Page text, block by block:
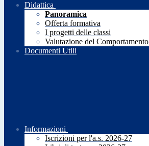
Didattica
Panoramica
Offerta formativa
I progetti delle classi
Valutazione del Comportamento
Documenti Utili
Informazioni
Iscrizioni per l'a.s. 2026-27